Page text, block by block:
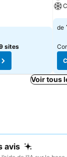
sites
de
Voir tous
avis